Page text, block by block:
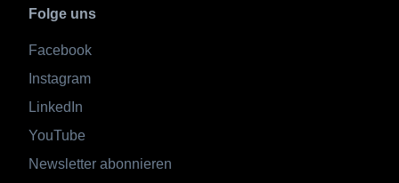
Folge uns
Facebook
Instagram
LinkedIn
YouTube
Newsletter abonnieren